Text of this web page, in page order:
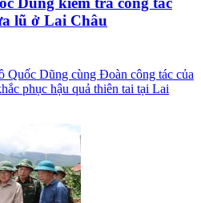
lũ ở Lai Châu
Quốc Dũng cùng Đoàn công tác của
phục hậu quả thiên tai tại Lai